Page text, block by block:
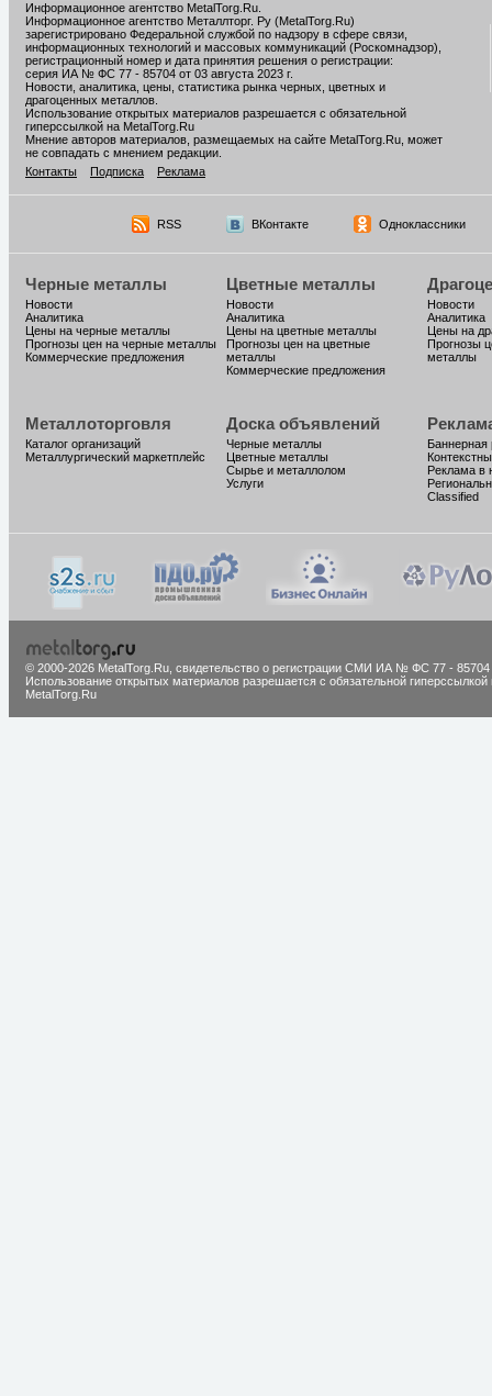
Информационное агентство MetalTorg.Ru
Информационное агентство Металлторг. Ру (MetalTorg.Ru)
зарегистрировано Федеральной службой по надзору в сфере связи,
информационных технологий и массовых коммуникаций (Роскомнадзор),
регистрационный номер и дата принятия решения о регистрации:
серия ИА № ФС 77 - 85704 от 03 августа 2023 г.
Новости, аналитика, цены, статистика рынка черных, цветных и
драгоценных металлов.
Использование открытых материалов разрешается с обязательной
гиперссылкой на MetalTorg.Ru
Мнение авторов материалов, размещаемых на сайте MetalTorg.Ru, может
не совпадать с мнением редакции.
Контакты
Подписка Реклама
RSS ВКонтакте Одноклассники
Черные металлы
Новости
Аналитика
Цены на черные металлы
Прогнозы цен на черные металлы
Коммерческие предложения
Цветные металлы
Новости
Аналитика
Цены на цветные металлы
Прогнозы цен на цветные
металлы
Коммерческие предложения
Новости
Аналитика
Цены на
Прогнозы
металлы
Металлоторговля
Каталог организаций
Металлургический маркетплейс
Доска объявлений
Черные металлы
Цветные металлы
Сырье и металлолом
Услуги
Баннерная
Реклама в
Classified
© 2000-2026 MetalTorg.Ru, cвидетельство о регистрации СМИ ИА № ФС 77 - 85704
Использование открытых материалов разрешается с обязательной гиперссылкой
MetalTorg.Ru